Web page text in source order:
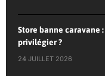
Store banne caravane
privilégier ?
24 JUILLET 2026